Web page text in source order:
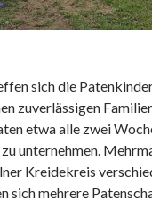
sich die
zuverlässigen
etwa alle zwei
unternehmen.
Kreidekreis
sich mehrere